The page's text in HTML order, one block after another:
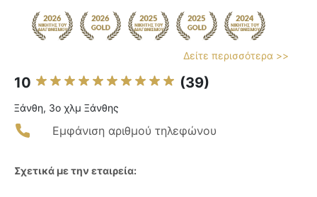
Δείτε περισσότερα >>
10 (39)
Ξάνθη, 3ο χλμ Ξάνθης
Εμφάνιση αριθμού τηλεφώνου
Σχετικά με την εταιρεία: